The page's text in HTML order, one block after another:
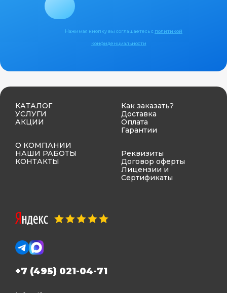
Нажимая кнопку вы соглашаетесь с политикой
конфиденциальности
КАТАЛОГ
УСЛУГИ
АКЦИИ
О КОМПАНИИ
НАШИ РАБОТЫ
КОНТАКТЫ
Как заказать?
Доставка
Оплата
Гарантии
Реквизиты
Договор оферты
Лицензии и
Сертификаты
+7 (495) 021-04-71